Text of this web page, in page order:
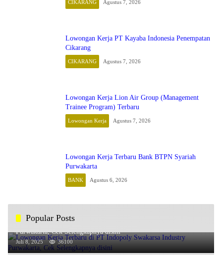
CIKARANG Agustus 7, 2026
Lowongan Kerja PT Kayaba Indonesia Penempatan
Cikarang
CIKARANG Agustus 7, 2026
Lowongan Kerja Lion Air Group (Management
Trainee Program) Terbaru
Lowongan Kerja Agustus 7, 2026
Lowongan Kerja Terbaru Bank BTPN Syariah
Purwakarta
BANK Agustus 6, 2026
Popular Posts
Lowongan Kerja Terbaru di PT Indopoly Swakarsa Industry
Purwakarta, Cek Selengkapnya disini
Juli 8, 2025 36100